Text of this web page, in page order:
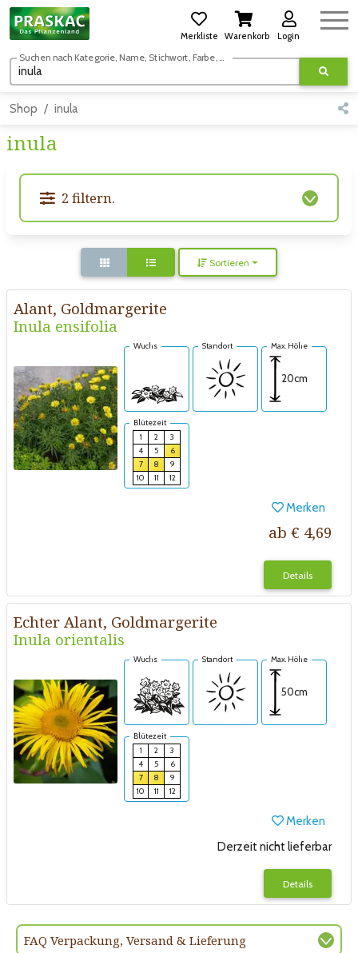
Merkliste Warenkorb Login
Suchen nach Kategorie, Name, Stichwort, Farbe, usw.
Shop inula
inula
2 filtern.
Sortieren
Alant, Goldmargerite
Inula ensifolia
Wuchs Standort Max. Höhe
20cm
Blütezeit
1
2
3
4
5
6
7
8
9
10
11 12
Merken
ab € 4,69
Details
Echter Alant, Goldmargerite
Inula orientalis
Wuchs Standort Max. Höhe
50cm
Blütezeit
1
2
3
4
5
6
7
8
9
10
11 12
Merken
Derzeit nicht lieferbar
Details
FAQ Verpackung, Versand & Lieferung